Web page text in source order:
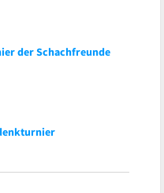
der Schachfreunde